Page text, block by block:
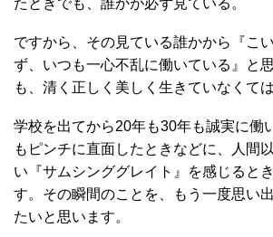
たときでも、誰かが必ず見ている。
ですから、その見ている誰かから『こ
ず、いつも一心不乱に働いている』と
も、清く正しく美しく生きていなくて
学校を出てから20年も30年も誠実に働
もピンチに直面したときなどに、人間
い『サムシンググレイト』を感じると
す。その瞬間のことを、もう一度思い
たいと思います。